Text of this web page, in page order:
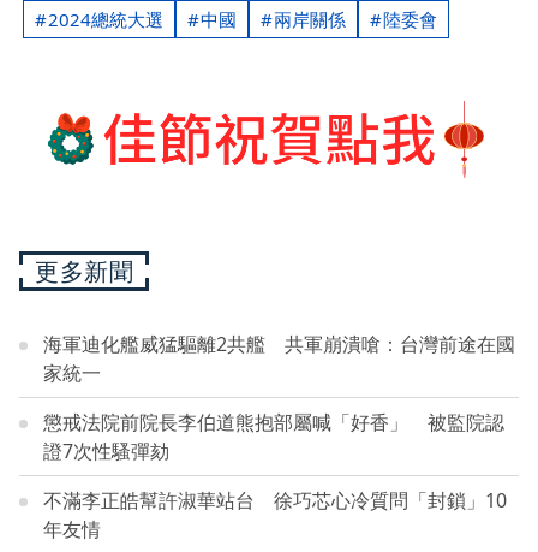
2024總統大選 中國 兩岸關係 陸委會
更多新聞
海軍迪化艦威猛驅離2共艦 共軍崩潰嗆：台灣前途在國
家統一
懲戒法院前院長李伯道熊抱部屬喊「好香」 被監院認
證7次性騷彈劾
不滿李正皓幫許淑華站台 徐巧芯心冷質問「封鎖」10
年友情